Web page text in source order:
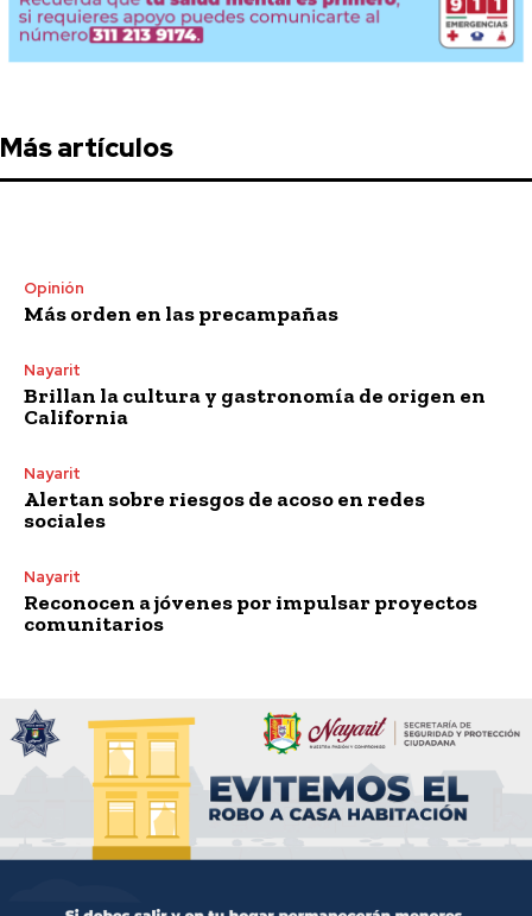
Más artículos
Opinión
Más orden en las precampañas
Nayarit
Brillan la cultura y gastronomía de origen en
California
Nayarit
Alertan sobre riesgos de acoso en redes
sociales
Nayarit
Reconocen a jóvenes por impulsar proyectos
comunitarios